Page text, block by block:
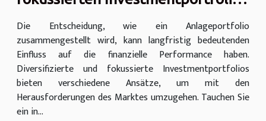
Die Entscheidung, wie ein Anlageportfolio
zusammengestellt wird, kann langfristig bedeutenden
Einfluss auf die finanzielle Performance haben.
Diversifizierte und fokussierte Investmentportfolios
bieten verschiedene Ansätze, um mit den
Herausforderungen des Marktes umzugehen. Tauchen Sie
ein in...